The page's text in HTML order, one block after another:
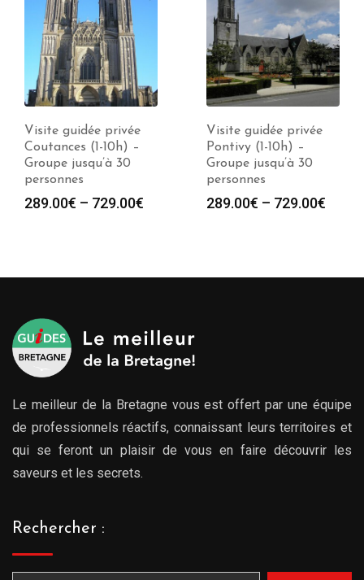
Visite guidée privée
Coutances (1-10h) –
Groupe jusqu’à 30
personnes
289.00€ – 729.00€
Visite guidée privée
Pontivy (1-10h) –
Groupe jusqu’à 30
personnes
289.00€ – 729.00€
Le meilleur de la Bretagne vous est offert par une équipe
de professionnels réactifs, connaissant leurs territoires et
qui se feront un plaisir de vous en faire découvrir les
saveurs et les secrets.
Rechercher :